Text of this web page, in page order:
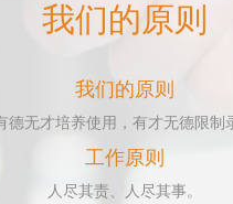
我们的原则
我们的原则
德无才培养使用，有才无德限制
工作原则
人尽其责、人尽其事。